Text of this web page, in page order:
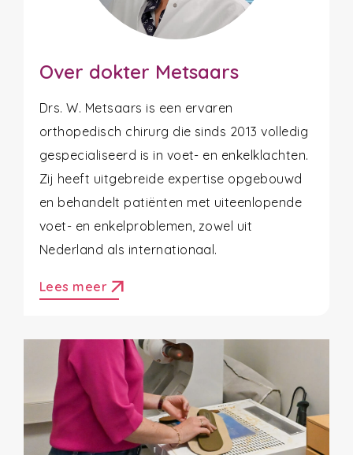
Over dokter Metsaars
Drs. W. Metsaars is een ervaren
orthopedisch chirurg die sinds 2013 volledig
gespecialiseerd is in voet- en enkelklachten.
Zij heeft uitgebreide expertise opgebouwd
en behandelt patiënten met uiteenlopende
voet- en enkelproblemen, zowel uit
Nederland als internationaal.
Lees meer arrow_outward